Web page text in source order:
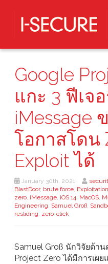
Google
แกะ 3 ฟีเจ
iMessage
โอกาสโดน
Exploit ได้
January 30th, 2021
BlastDoor, brute force, Exploitation
zero, iMessage, iOS 14, MacOS,
Engineering, Samuel Groß,
resliding, zero-click
Samuel Groß นักวิจัยด้า
Project Zero ได้มีการเผ